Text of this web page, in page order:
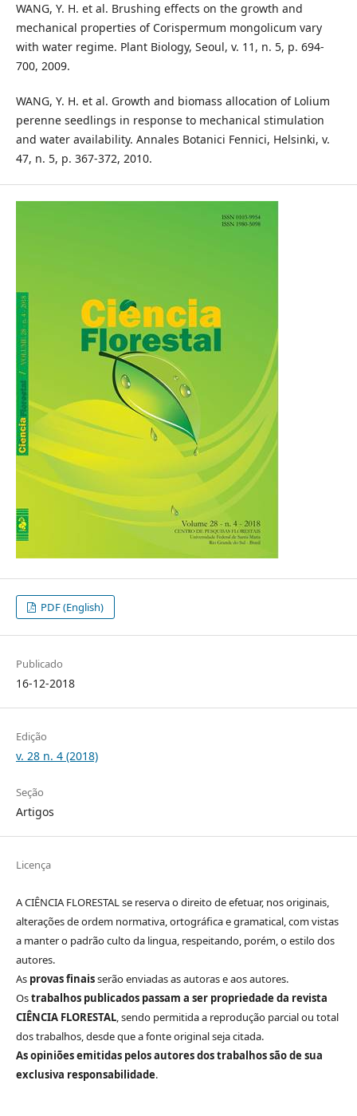
WANG, Y. H. et al. Brushing effects on the growth and
mechanical properties of Corispermum mongolicum vary
with water regime. Plant Biology, Seoul, v. 11, n. 5, p. 694-
700, 2009.
WANG, Y. H. et al. Growth and biomass allocation of Lolium
perenne seedlings in response to mechanical stimulation
and water availability. Annales Botanici Fennici, Helsinki, v.
47, n. 5, p. 367-372, 2010.
PDF (English)
Publicado
16-12-2018
Edição
v. 28 n. 4 (2018)
Seção
Artigos
Licença
A CIÊNCIA FLORESTAL se reserva o direito de efetuar, nos originais,
alterações de ordem normativa, ortográfica e gramatical, com vistas
a manter o padrão culto da lingua, respeitando, porém, o estilo dos
autores.
As provas finaisserão enviadas as autoras e aos autores.
Ostrabalhos publicados passam a ser propriedade da revista
CIÊNCIA FLORESTAL, sendo permitida a reprodução parcial ou total
dos trabalhos, desde que a fonte original seja citada.
As opiniões emitidas pelos autores dos trabalhos são de sua
exclusiva responsabilidade.